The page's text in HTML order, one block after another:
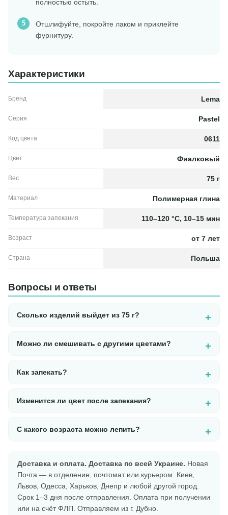
полностью остыть.
Отшлифуйте, покройте лаком и приклейте
фурнитуру.
Характеристики
Бренд Lema
Серия Pastel
Код цвета 0611
Цвет Фиалковый
Вес 75 г
Материал Полимерная глина
Температура запекания 110–120 °C, 10–15 мин
Возраст от 7 лет
Страна Польша
Вопросы и ответы
Сколько изделий выйдет из 75 г?
Можно ли смешивать с другими цветами?
Как запекать?
Изменится ли цвет после запекания?
С какого возраста можно лепить?
Доставка и оплата. Доставка по всей Украине. Новая
Почта — в отделение, почтомат или курьером: Киев,
Львов, Одесса, Харьков, Днепр и любой другой город.
Срок 1–3 дня после отправления. Оплата при получении
или на счёт ФЛП. Отправляем из г. Дубно.